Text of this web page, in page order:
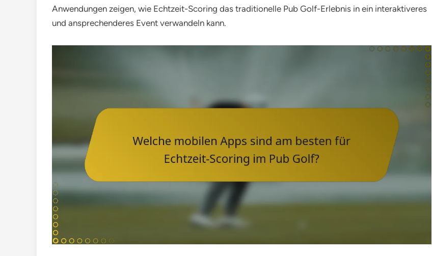
Anwendungen zeigen, wie Echtzeit-Scoring das traditionelle Pub Golf-Erlebnis in ein interaktiveres
und ansprechenderes Event verwandeln kann.